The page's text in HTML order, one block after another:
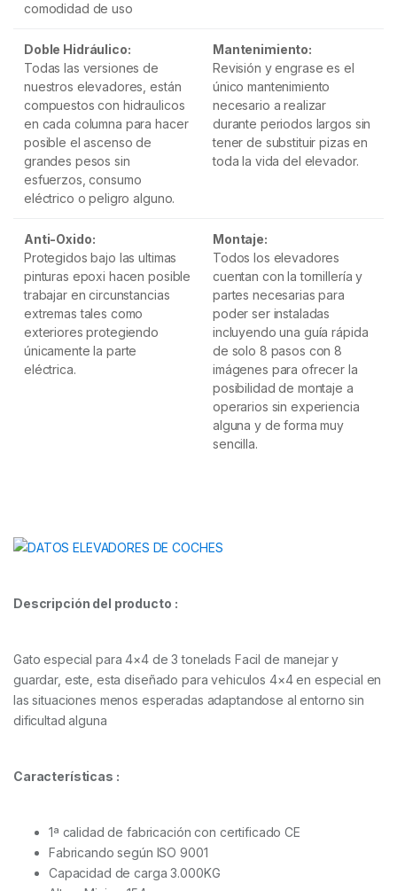
comodidad de uso
Doble Hidráulico:
Todas las versiones de
nuestros elevadores, están
compuestos con hidraulicos
en cada columna para hacer
posible el ascenso de
grandes pesos sin
esfuerzos, consumo
eléctrico o peligro alguno.
Mantenimiento:
Revisión y engrase es el
único mantenimiento
necesario a realizar
durante periodos largos sin
tener de substituir pizas en
toda la vida del elevador.
Anti-Oxido:
Protegidos bajo las ultimas
pinturas epoxi hacen posible
trabajar en circunstancias
extremas tales como
exteriores protegiendo
únicamente la parte
eléctrica.
Montaje:
Todos los elevadores
cuentan con la tornillería y
partes necesarias para
poder ser instaladas
incluyendo una guía rápida
de solo 8 pasos con 8
imágenes para ofrecer la
posibilidad de montaje a
operarios sin experiencia
alguna y de forma muy
sencilla.
Descripción del producto :
Gato especial para 4×4 de 3 tonelads Facil de manejar y
guardar, este, esta diseñado para vehiculos 4×4 en especial en
las situaciones menos esperadas adaptandose al entorno sin
dificultad alguna
Características :
1ª calidad de fabricación con certificado CE
Fabricando según ISO 9001
Capacidad de carga 3.000KG